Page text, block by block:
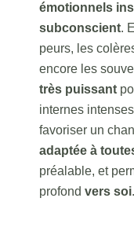
émotionnels
subconscient.
peurs, les
encore les
très puissant
internes
favoriser un
adaptée à
préalable, et
profond vers soi.